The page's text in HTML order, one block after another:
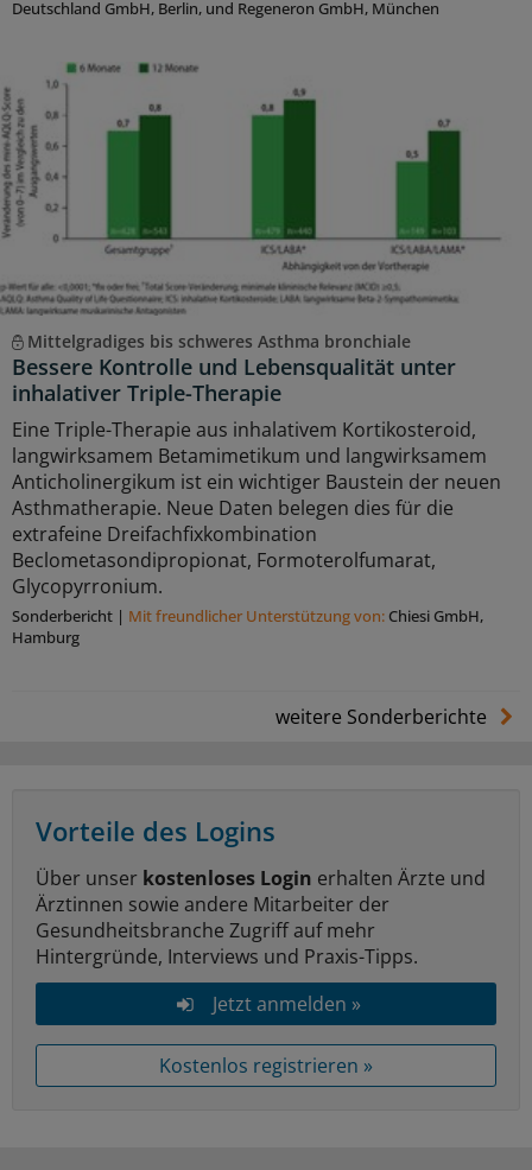
Deutschland GmbH, Berlin, und Regeneron GmbH, München
Mittelgradiges bis schweres Asthma bronchiale
Bessere Kontrolle und Lebensqualität unter
inhalativer Triple-Therapie
Eine Triple-Therapie aus inhalativem Kortikosteroid,
langwirksamem Betamimetikum und langwirksamem
Anticholinergikum ist ein wichtiger Baustein der neuen
Asthmatherapie. Neue Daten belegen dies für die
extrafeine Dreifachfixkombination
Beclometasondipropionat, Formoterolfumarat,
Glycopyrronium.
Sonderbericht | Mit freundlicher Unterstützung von: Chiesi GmbH,
Hamburg
weitere Sonderberichte
Vorteile des Logins
Über unser kostenloses Login erhalten Ärzte und
Ärztinnen sowie andere Mitarbeiter der
Gesundheitsbranche Zugriff auf mehr
Hintergründe, Interviews und Praxis-Tipps.
Jetzt anmelden »
Kostenlos registrieren »